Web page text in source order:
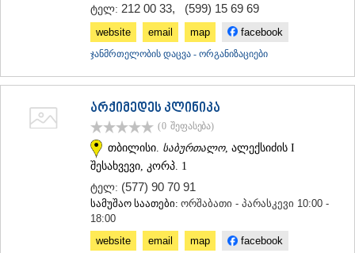
ტელ: 212 00 33, (599) 15 69 69
website email map facebook
ჯანმრთელობის დაცვა - ორგანიზაციები
არქიმედეს კლინიკა
(0 შეფასება)
თბილისი. საბურთალო, ალექსიძის I
შესახვევი, კორპ. 1
ტელ: (577) 90 70 91
სამუშაო საათები: ორშაბათი - პარასკევი 10:00 -
18:00
website
email map facebook